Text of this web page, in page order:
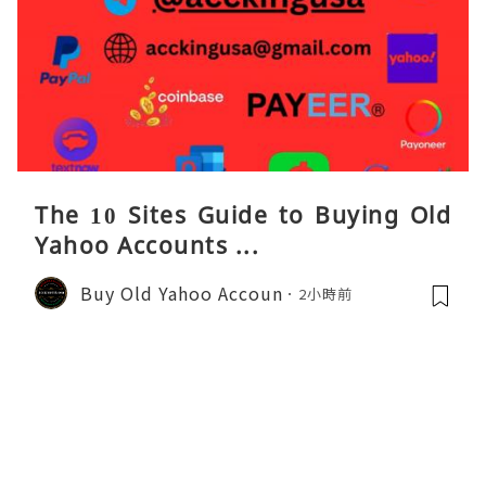
The 10 Sites Guide to Buying Old
Yahoo Accounts ...
Buy Old Yahoo Accoun 2小時前